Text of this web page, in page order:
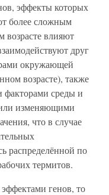
эффекты которых
более сложным
возрасте влияют
друг
окружающей
возрасте), также
факторами среды и
изменяющими
что в случае
распределённой по
термитов.
генов, то